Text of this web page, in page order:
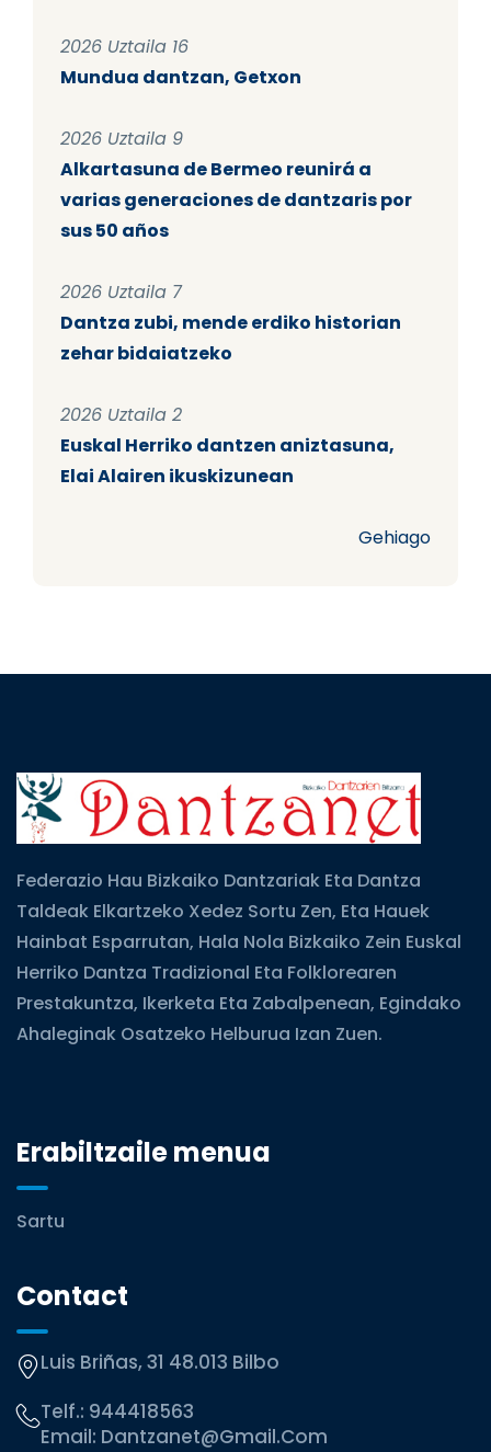
2026 Uztaila 16
Mundua dantzan, Getxon
2026 Uztaila 9
Alkartasuna de Bermeo reunirá a
varias generaciones de dantzaris por
sus 50 años
2026 Uztaila 7
Dantza zubi, mende erdiko historian
zehar bidaiatzeko
2026 Uztaila 2
Euskal Herriko dantzen aniztasuna,
Elai Alairen ikuskizunean
Gehiago
Federazio Hau Bizkaiko Dantzariak Eta Dantza
Taldeak Elkartzeko Xedez Sortu Zen, Eta Hauek
Hainbat Esparrutan, Hala Nola Bizkaiko Zein Euskal
Herriko Dantza Tradizional Eta Folklorearen
Prestakuntza, Ikerketa Eta Zabalpenean, Egindako
Ahaleginak Osatzeko Helburua Izan Zuen.
Erabiltzaile menua
Sartu
Contact
Luis Briñas, 31 48.013 Bilbo
Telf.: 944418563
Email: Dantzanet@gmail.com